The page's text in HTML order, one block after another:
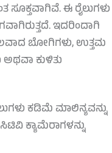
ಸೂಕ್ತವಾಗಿವೆ. ಈ ರೈಲುಗಳು
ಇದರಿಂದಾಗಿ
ಬೋಗಿಗಳು, ಉತ್ತಮ
ಅಥವಾ ಕುಳಿತು
ಕಡಿಮೆ ಮಾಲಿನ್ಯವನ್ನು
ಕ್ಯಾಮೆರಾಗಳನ್ನು